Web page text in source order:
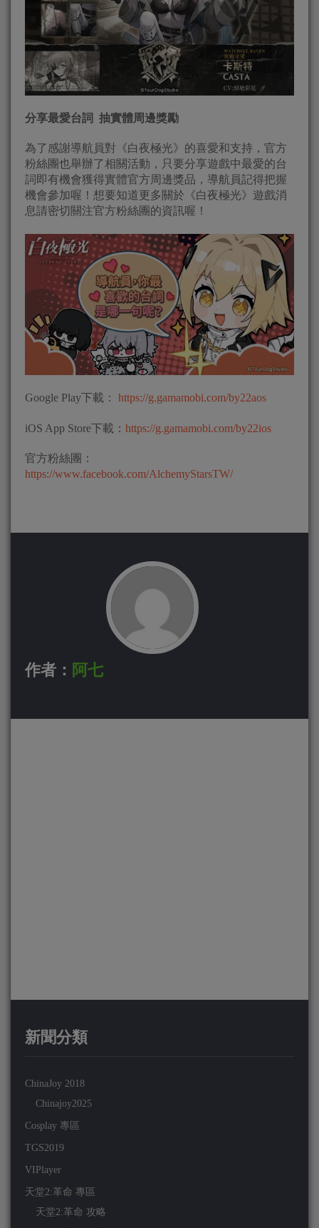
分享最愛台詞 抽實體周邊獎勵
為了感謝導航員對《白夜極光》的喜愛和支持，官方
粉絲團也舉辦了相關活動，只要分享遊戲中最愛的台
詞即有機會獲得實體官方周邊獎品，導航員記得把握
機會參加喔！想要知道更多關於《白夜極光》遊戲消
息請密切關注官方粉絲團的資訊喔！
Google Play下載： https://g.gamamobi.com/by22aos
iOS App Store下載： https://g.gamamobi.com/by22ios
官方粉絲團：
https://www.facebook.com/AlchemyStarsTW/
作者： 阿七
新聞分類
ChinaJoy 2018
Chinajoy2025
Cosplay 專區
TGS2019
VIPlayer
天堂2:革命 專區
天堂2:革命 攻略